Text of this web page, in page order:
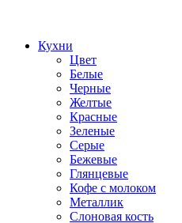
Кухни
Цвет
Белые
Черные
Желтые
Красные
Зеленые
Серые
Бежевые
Глянцевые
Кофе с молоком
Металлик
Слоновая кость